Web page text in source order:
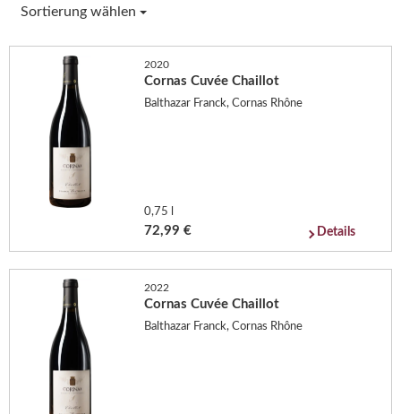
Sortierung wählen
2020
Cornas Cuvée Chaillot
Balthazar Franck, Cornas Rhône
0,75 l
72,99 € Details
2022
Cornas Cuvée Chaillot
Balthazar Franck, Cornas Rhône